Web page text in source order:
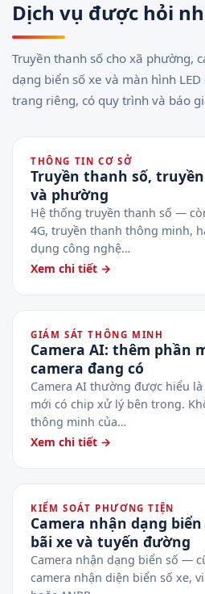
Dịch vụ được hỏi
Truyền thanh số cho xã phường,
dạng biển số xe và màn hình
trang riêng, có quy trình và báo
THÔNG TIN CƠ SỞ
Truyền thanh số,
và phường
Hệ thống truyền thanh số —
4G, truyền thanh thông minh,
dụng công nghệ…
Xem chi tiết →
GIÁM SÁT THÔNG MINH
Camera AI: thêm phần
camera đang có
Camera AI thường được hiểu
mới có chip xử lý bên trong.
thông minh của…
Xem chi tiết →
KIỂM SOÁT PHƯƠNG TIỆN
Camera nhận dạng
bãi xe và tuyến đường
Camera nhận dạng biển số —
camera nhận diện biển số xe,